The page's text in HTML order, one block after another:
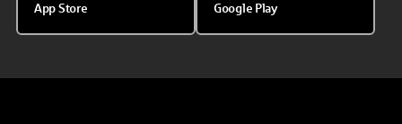
App Store Google Play